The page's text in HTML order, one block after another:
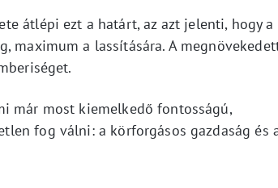
átlépi ezt a határt, az azt jelenti, hogy a
maximum a lassítására. A
már most kiemelkedő fontosságú,
fog válni: a körforgásos gazdaság és